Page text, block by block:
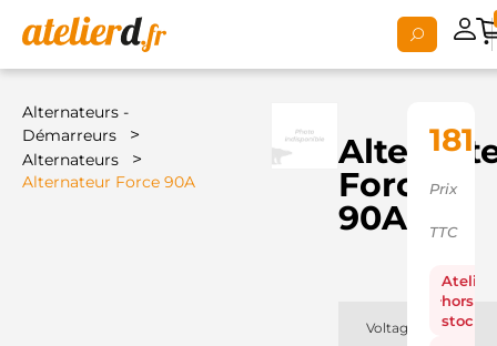
Alternateurs -
Démarreurs
>
Alternateurs >
Alternateur Force 90A
Force
90A
Voltage
Prix
TTC
Atelier
hors
stock